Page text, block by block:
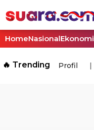
HomeNasionalEkonomi
🔥 Trending Profil